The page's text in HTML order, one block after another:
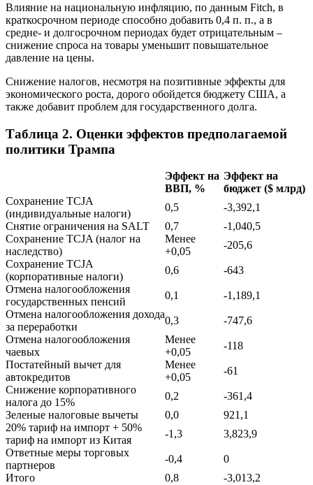
Влияние на национальную инфляцию, по данным Fitch, в
краткосрочном периоде способно добавить 0,4 п. п., а в
средне- и долгосрочном периодах будет отрицательным –
снижение спроса на товары уменьшит повышательное
давление на цены.
Снижение налогов, несмотря на позитивные эффекты для
экономического роста, дорого обойдется бюджету США, а
также добавит проблем для государственного долга.
Таблица 2. Оценки эффектов предполагаемой
политики Трампа
Эффект на
ВВП, %
Эффект на
бюджет ($ млрд)
Сохранение TCJA
(индивидуальные налоги)
0,5
-3,392,1
Снятие ограничения на SALT
0,7
-1,040,5
Сохранение TCJA (налог на
наследство)
Менее
+0,05
-205,6
Сохранение TCJA
(корпоративные налоги)
0,6
-643
Отмена налогообложения
государственных пенсий
0,1
-1,189,1
Отмена налогообложения дохода
за переработки
0,3
-747,6
Отмена налогообложения
чаевых
Менее
+0,05
-118
Постатейный вычет для
автокредитов
Менее
+0,05
-61
Снижение корпоративного
налога до 15%
0,2
-361,4
Зеленые налоговые вычеты
0,0
921,1
20% тариф на импорт + 50%
тариф на импорт из Китая
-1,3
3,823,9
Ответные меры торговых
партнеров
-0,4
0
Итого
0,8 -3,013,2